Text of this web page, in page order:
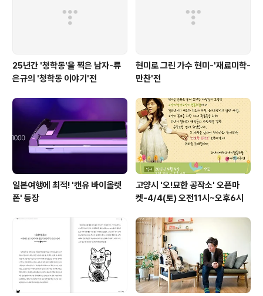
25년간 '청학동'을 찍은 남자-류
은규의 '청학동 이야기'전
현미로 그린 가수 현미-'재료미학-
만찬'전
일본여행에 최적! '캔유 바이올렛
폰' 등장
고양시 '오!묘한 공작소' 오픈마
켓-4/4(토) 오전11시~오후6시